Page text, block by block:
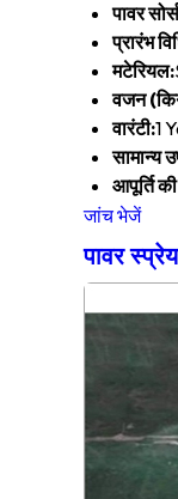
पावर
प्रारंभ
मटेरियल:
वजन
वारंटी:1
सामान्य
आपूर्ति
जांच भेजें
पावर